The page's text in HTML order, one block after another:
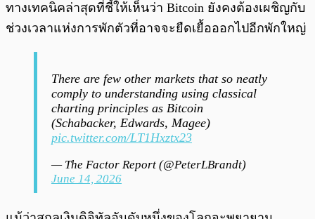
ทางเทคนิคล่าสุดที่ชี้ให้เห็นว่า Bitcoin ยังคงต้องเผชิญกับ
ช่วงเวลาแห่งการพักตัวที่อาจจะยืดเยื้อออกไปอีกพักใหญ่
There are few other markets that so neatly
comply to understanding using classical
charting principles as Bitcoin
(Schabacker, Edwards, Magee)
pic.twitter.com/LT1Hxztx23
— The Factor Report (@PeterLBrandt)
June 14, 2026